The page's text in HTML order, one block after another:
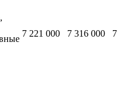
7 221 000 7 316 000